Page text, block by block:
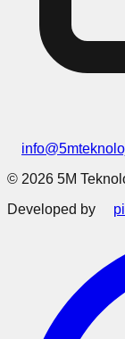
© 2026 5M
Developed by